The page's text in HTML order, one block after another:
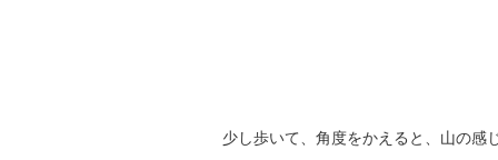
少し歩いて、角度をかえると、山の感